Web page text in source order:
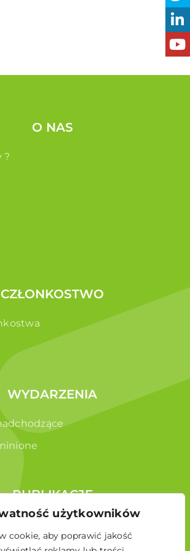
użytkowników
cookie, aby poprawić jakość
O NAS
?
CZŁONKOSTWO
WYDARZENIA
PUBLIKACJE